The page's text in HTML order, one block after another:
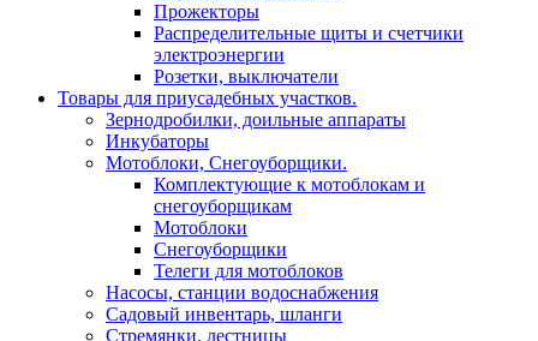
Прожекторы
Распределительные щиты и счетчики
электроэнергии
Розетки, выключатели
Товары для приусадебных участков.
Зернодробилки, доильные аппараты
Инкубаторы
Мотоблоки, Снегоуборщики.
Комплектующие к мотоблокам и
снегоуборщикам
Мотоблоки
Снегоуборщики
Телеги для мотоблоков
Насосы, станции водоснабжения
Садовый инвентарь, шланги
Стремянки, лестницы